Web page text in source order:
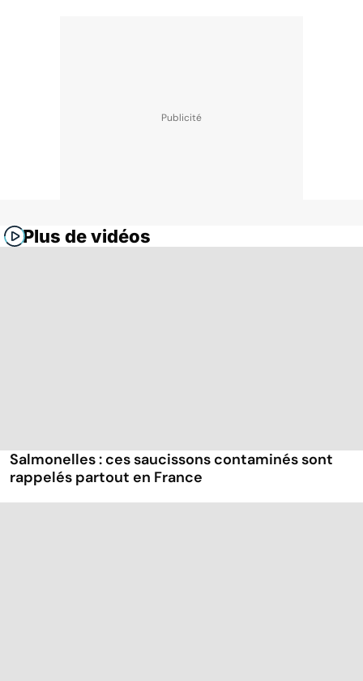
Plus de vidéos
Salmonelles : ces saucissons contaminés sont
rappelés partout en France